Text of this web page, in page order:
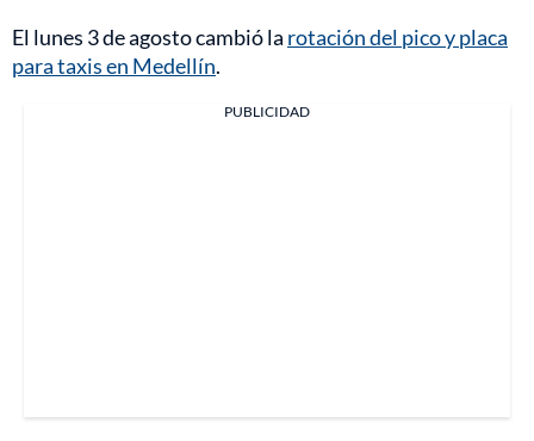
El lunes 3 de agosto cambió la rotación del pico y placa
para taxis en Medellín.
PUBLICIDAD